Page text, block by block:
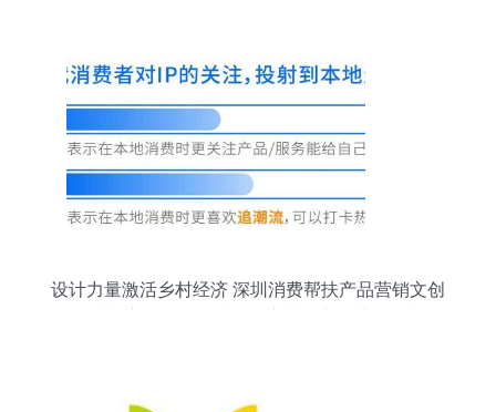
设计力量激活乡村经济 深圳消费帮扶产品营销文创